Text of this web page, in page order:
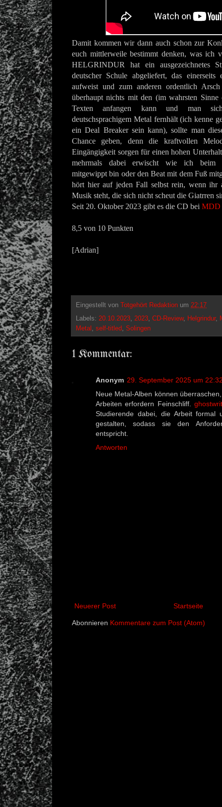
Damit kommen wir dann auch schon zur
euch mittlerweile bestimmt denken, was ich
HELGRINDUR hat ein ausgezeichnetes
deutscher Schule abgeliefert, das
aufweist und zum anderen ordentlich
überhaupt nichts mit den (im wahrsten Sinne
Texten anfangen kann und man
deutschsprachigem Metal fernhält (ich kenne
ein Deal Breaker sein kann), sollte man
Chance geben, denn die kraftvollen
Eingängigkeit sorgen für einen hohen
mehrmals dabei erwischt wie ich beim
mitgewippt bin oder den Beat mit dem Fuß
hört hier auf jeden Fall selbst rein, wenn ihr
Musik steht, die sich nicht scheut die Giatrren
Seit 20. Oktober 2023 gibt es die CD bei MDD
8,5 von 10 Punkten
[Adrian]
Eingestellt von Totgehört Redaktion um 22:17
Labels: 20.10.2023, 2023, CD-Review, Helgrindur,
Metal , self-titled, Solingen
1 Kommentar:
Anonym 29. September 2025 um
Neue Metal-Alben können
Arbeiten erfordern Feinschliff.
Studierende dabei, die Arbeit formal
gestalten, sodass sie den
entspricht.
Antworten
Neuerer Post Startseite
Abonnieren Kommentare zum Post (Atom)